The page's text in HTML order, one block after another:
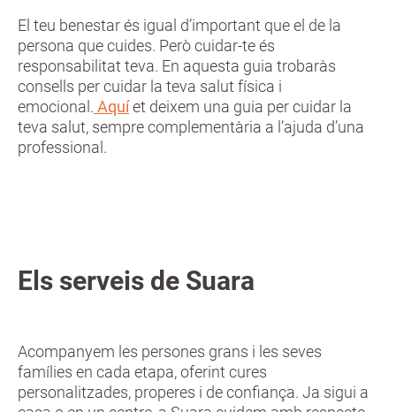
El teu benestar és igual d’important que el de la
persona que cuides. Però cuidar-te és
responsabilitat teva. En aquesta guia trobaràs
consells per cuidar la teva salut física i
emocional. Aquíet deixem una guia per cuidar la
teva salut, sempre complementària a l’ajuda d’una
professional.
Els serveis de Suara
Acompanyem les persones grans i les seves
famílies en cada etapa, oferint cures
personalitzades, properes i de confiança. Ja sigui a